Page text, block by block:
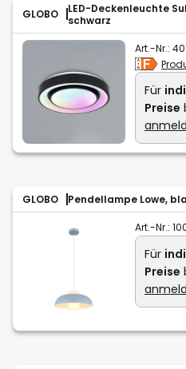
GLOBO
LED-Deckenleuchte
schwarz
Art.-Nr.:
Für
Preise
GLOBO Pendellampe Lowe,
Art.-Nr.:
Für
Preise